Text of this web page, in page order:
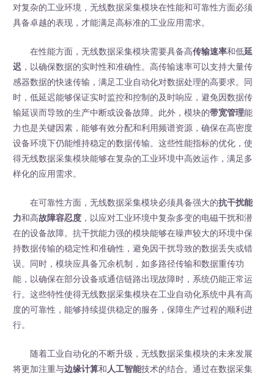
对复杂的工业环境，无线数据采集模块在性能和可靠性方面必须
具备卓越的表现，才能满足高标准的工业应用需求。
在性能方面，无线数据采集模块需要具备高传输速率和低延
迟 ，以确保数据的实时性和准确性。高传输速率可以支持大量传
感器数据的快速传输，满足工业自动化对数据处理的高要求。同
时，低延迟能够保证实时监控和控制的及时响应，避免因数据传
输延误而导致的生产中断或设备故障。此外，模块的带宽管理能
力也是关键因素，能够有效分配和利用频谱资源，确保在高密度
设备环境下仍能维持稳定的数据传输。这些性能指标的优化，使
得无线数据采集模块能够在复杂的工业环境中高效运作，满足多
样化的应用需求。
在可靠性方面，无线数据采集模块必须具备强大的抗干扰能
力和高故障容忍度 ，以应对工业环境中复杂多变的电磁干扰和潜
在的设备故障。抗干扰能力强的模块能够在噪声较大的环境中保
持数据传输的稳定性和准确性，避免因干扰导致的数据丢失或错
误。同时，模块应具备冗余机制，如多路径传输和数据重传功
能，以确保在部分设备或通信链路出现故障时，系统仍能正常运
行。这些特性使得无线数据采集模块在工业自动化系统中具有高
度的可靠性，能够持续提供稳定的服务，保障生产过程的顺利进
行。
随着工业自动化的不断升级，无线数据采集模块的未来发展
将更加注重与边缘计算和 人工智能技术的结合。通过在数据采集